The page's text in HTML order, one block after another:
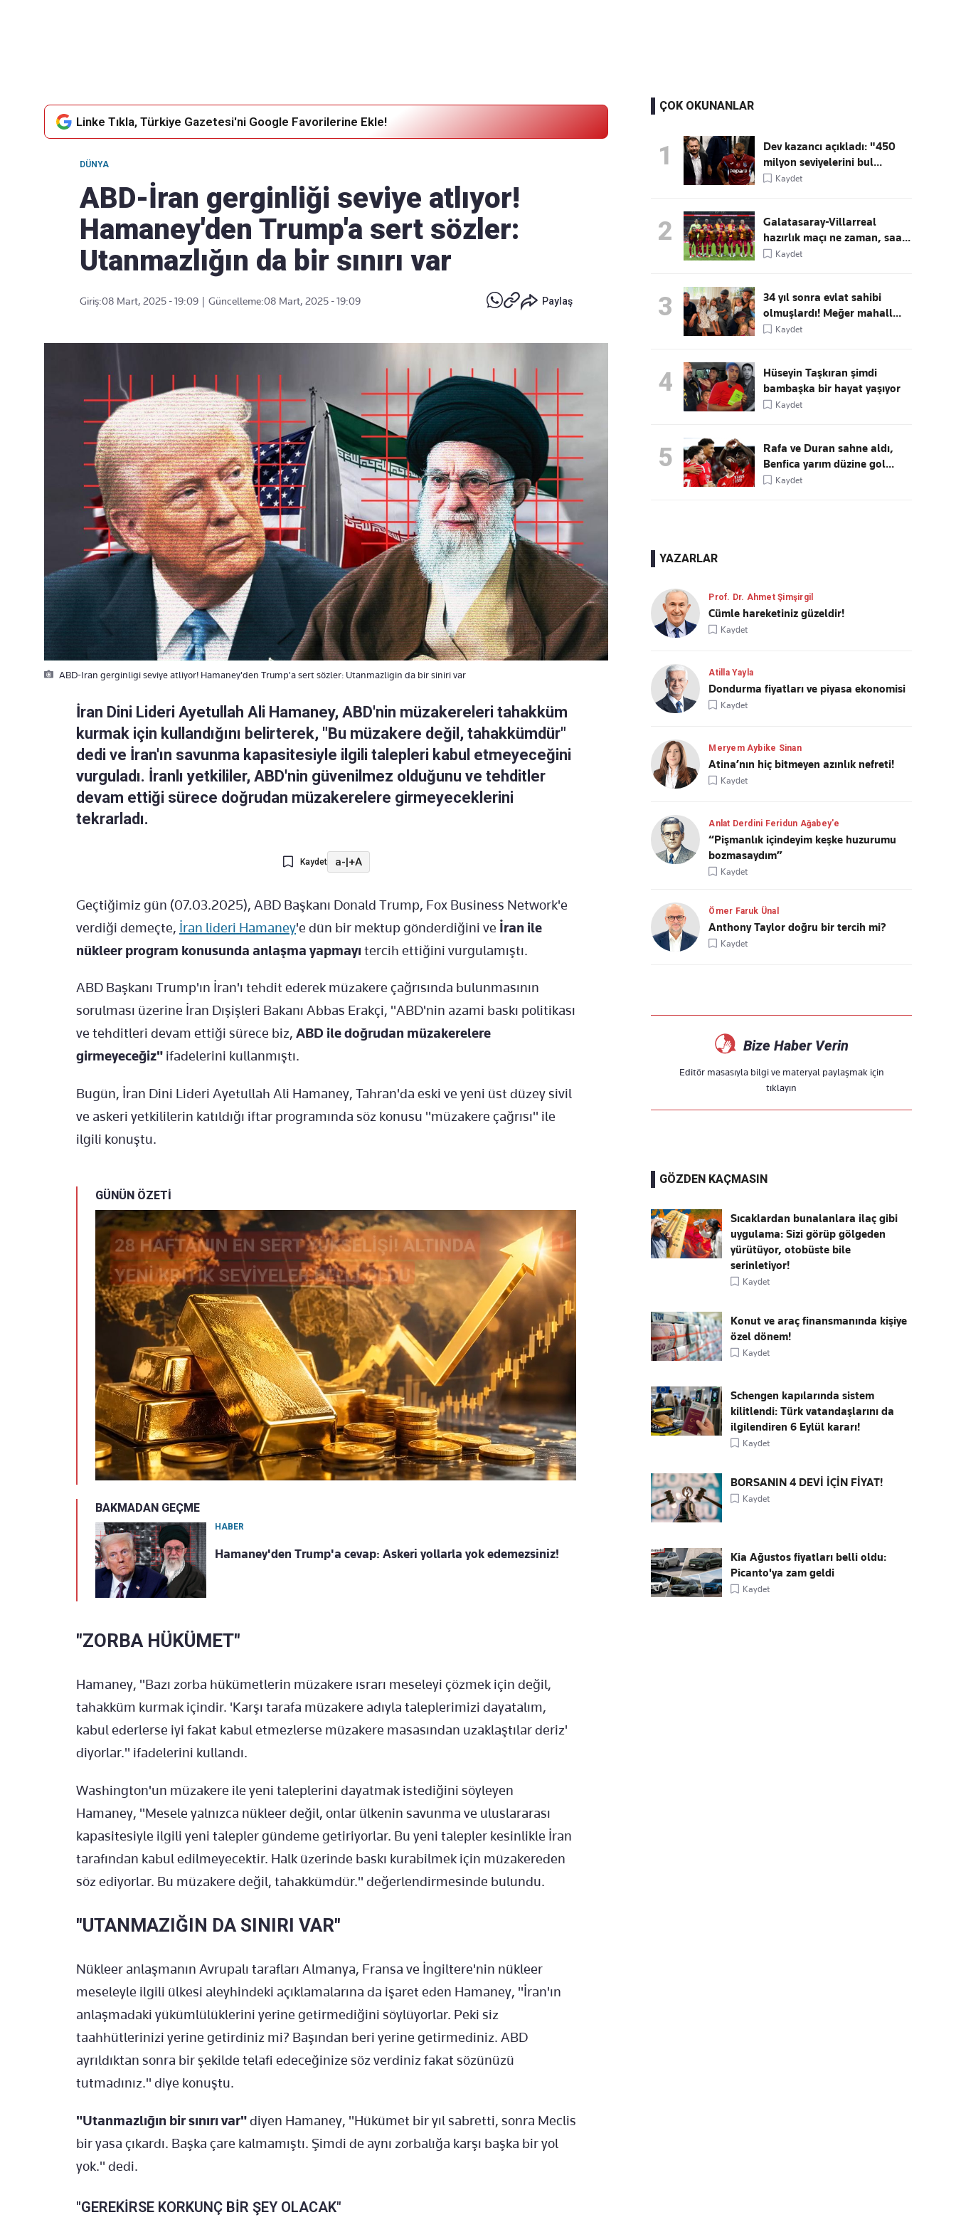
Linke Tıkla, Türkiye Gazetesi'ni Google Favorilerine Ekle!
DÜNYA
ABD-İran gerginliği seviye atlıyor!
Hamaney'den Trump'a sert sözler:
Utanmazlığın da bir sınırı var
Giriş:08 Mart, 2025 - 19:09 Güncelleme:08 Mart, 2025 - 19:09 Paylaş
ABD-Iran gerginligi seviye atliyor! Hamaney'den Trump'a sert sözler: Utanmazligin da bir siniri var
İran Dini Lideri Ayetullah Ali Hamaney, ABD'nin müzakereleri tahakküm
kurmak için kullandığını belirterek, "Bu müzakere değil, tahakkümdür"
dedi ve İran'ın savunma kapasitesiyle ilgili talepleri kabul etmeyeceğini
vurguladı. İranlı yetkililer, ABD'nin güvenilmez olduğunu ve tehditler
devam ettiği sürece doğrudan müzakerelere girmeyeceklerini
tekrarladı.
Kaydet a-|+A
Geçtiğimiz gün (07.03.2025), ABD Başkanı Donald Trump, Fox Business Network'e
verdiği demeçte, İran lideri Hamaney'e dün bir mektup gönderdiğini ve İran ile
nükleer program konusunda anlaşma yapmayı tercih ettiğini vurgulamıştı.
ABD Başkanı Trump'ın İran'ı tehdit ederek müzakere çağrısında bulunmasının
sorulması üzerine İran Dışişleri Bakanı Abbas Erakçi, "ABD'nin azami baskı politikası
ve tehditleri devam ettiği sürece biz, ABD ile doğrudan müzakerelere
girmeyeceğiz" ifadelerini kullanmıştı.
Bugün, İran Dini Lideri Ayetullah Ali Hamaney, Tahran'da eski ve yeni üst düzey sivil
ve askeri yetkililerin katıldığı iftar programında söz konusu "müzakere çağrısı" ile
ilgili konuştu.
GÜNÜN ÖZETİ
BAKMADAN GEÇME
HABER
Hamaney'den Trump'a cevap: Askeri yollarla yok edemezsiniz!
"ZORBA HÜKÜMET"
Hamaney, "Bazı zorba hükümetlerin müzakere ısrarı meseleyi çözmek için değil,
tahakküm kurmak içindir. 'Karşı tarafa müzakere adıyla taleplerimizi dayatalım,
kabul ederlerse iyi fakat kabul etmezlerse müzakere masasından uzaklaştılar deriz'
diyorlar." ifadelerini kullandı.
Washington'un müzakere ile yeni taleplerini dayatmak istediğini söyleyen
Hamaney, "Mesele yalnızca nükleer değil, onlar ülkenin savunma ve uluslararası
kapasitesiyle ilgili yeni talepler gündeme getiriyorlar. Bu yeni talepler kesinlikle İran
tarafından kabul edilmeyecektir. Halk üzerinde baskı kurabilmek için müzakereden
söz ediyorlar. Bu müzakere değil, tahakkümdür." değerlendirmesinde bulundu.
"UTANMAZIĞIN DA SINIRI VAR"
Nükleer anlaşmanın Avrupalı tarafları Almanya, Fransa ve İngiltere'nin nükleer
meseleyle ilgili ülkesi aleyhindeki açıklamalarına da işaret eden Hamaney, "İran'ın
anlaşmadaki yükümlülüklerini yerine getirmediğini söylüyorlar. Peki siz
taahhütlerinizi yerine getirdiniz mi? Başından beri yerine getirmediniz. ABD
ayrıldıktan sonra bir şekilde telafi edeceğinize söz verdiniz fakat sözünüzü
tutmadınız." diye konuştu.
"Utanmazlığın bir sınırı var"diyen Hamaney, "Hükümet bir yıl sabretti, sonra Meclis
bir yasa çıkardı. Başka çare kalmamıştı. Şimdi de aynı zorbalığa karşı başka bir yol
yok." dedi.
"GEREKİRSE KORKUNÇ BİR ŞEY OLACAK"
ÇOK OKUNANLAR
1
Dev kazancı açıkladı: "450
milyon seviyelerini bul...
Kaydet
2
Galatasaray-Villarreal
hazırlık maçı ne zaman, saa...
Kaydet
3
34 yıl sonra evlat sahibi
olmuşlardı! Meğer mahall...
Kaydet
4
Hüseyin Taşkıran şimdi
bambaşka bir hayat yaşıyor
Kaydet
5
Rafa ve Duran sahne aldı,
Benfica yarım düzine gol...
Kaydet
YAZARLAR
Prof. Dr. Ahmet Şimşirgil
Cümle hareketiniz güzeldir!
Kaydet
Atilla Yayla
Dondurma fiyatları ve piyasa ekonomisi
Kaydet
Meryem Aybike Sinan
Atina’nın hiç bitmeyen azınlık nefreti!
Kaydet
Anlat Derdini Feridun Ağabey'e
“Pişmanlık içindeyim keşke huzurumu
bozmasaydım”
Kaydet
Ömer Faruk Ünal
Anthony Taylor doğru bir tercih mi?
Kaydet
Bize Haber Verin
Editör masasıyla bilgi ve materyal paylaşmak için
tıklayın
GÖZDEN KAÇMASIN
Sıcaklardan bunalanlara ilaç gibi
uygulama: Sizi görüp gölgeden
yürütüyor, otobüste bile
serinletiyor!
Kaydet
Konut ve araç finansmanında kişiye
özel dönem!
Kaydet
Schengen kapılarında sistem
kilitlendi: Türk vatandaşlarını da
ilgilendiren 6 Eylül kararı!
Kaydet
BORSANIN 4 DEVİ İÇİN FİYAT!
Kaydet
Kia Ağustos fiyatları belli oldu:
Picanto'ya zam geldi
Kaydet